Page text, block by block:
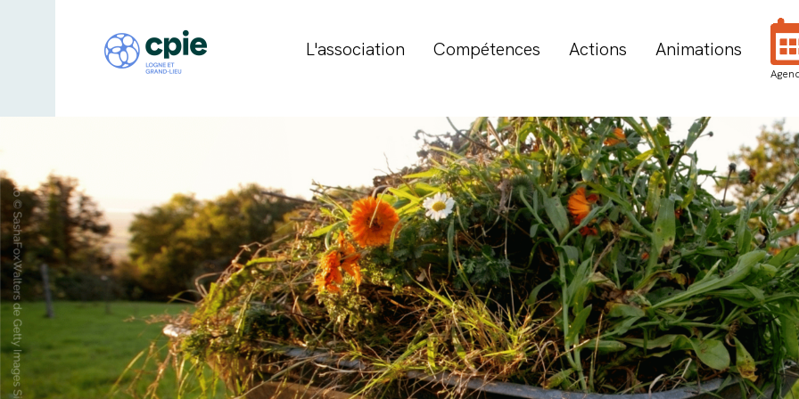
L'association Compétences Actions Animations